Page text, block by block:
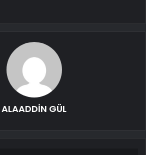
ALAADDİN GÜL